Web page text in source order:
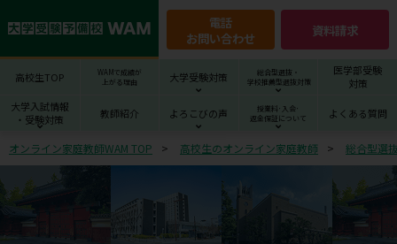
電話
お問い合わせ
資料請求
高校生TOP
WAMで成績が
上がる理由
大学受験対策
総合型選抜・
学校推薦型選抜対策
医学部受験
対策
大学入試情報
・受験対策
教師紹介 よろこびの声
授業料･入会･
返金保証について
よくある質問
オンライン家庭教師WAM TOP 高校生のオンライン家庭教師 総合型選